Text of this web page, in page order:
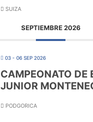
SUIZA
SEPTIEMBRE 2026
03 - 06 SEP 2026
CAMPEONATO DE
JUNIOR
PODGORICA